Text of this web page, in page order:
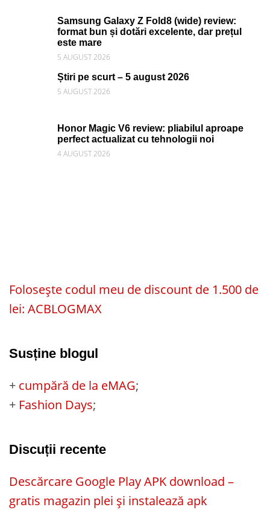
Samsung Galaxy Z Fold8 (wide) review:
format bun și dotări excelente, dar prețul
este mare
5 AUGUST 2026
Știri pe scurt – 5 august 2026
5 AUGUST 2026
Honor Magic V6 review: pliabilul aproape
perfect actualizat cu tehnologii noi
4 AUGUST 2026
Folosește codul meu de discount de 1.500 de
lei: ACBLOGMAX
Susține blogul
+ cumpără de la eMAG;
+ Fashion Days;
Discuții recente
Descărcare Google Play APK download –
gratis magazin plei și instalează apk